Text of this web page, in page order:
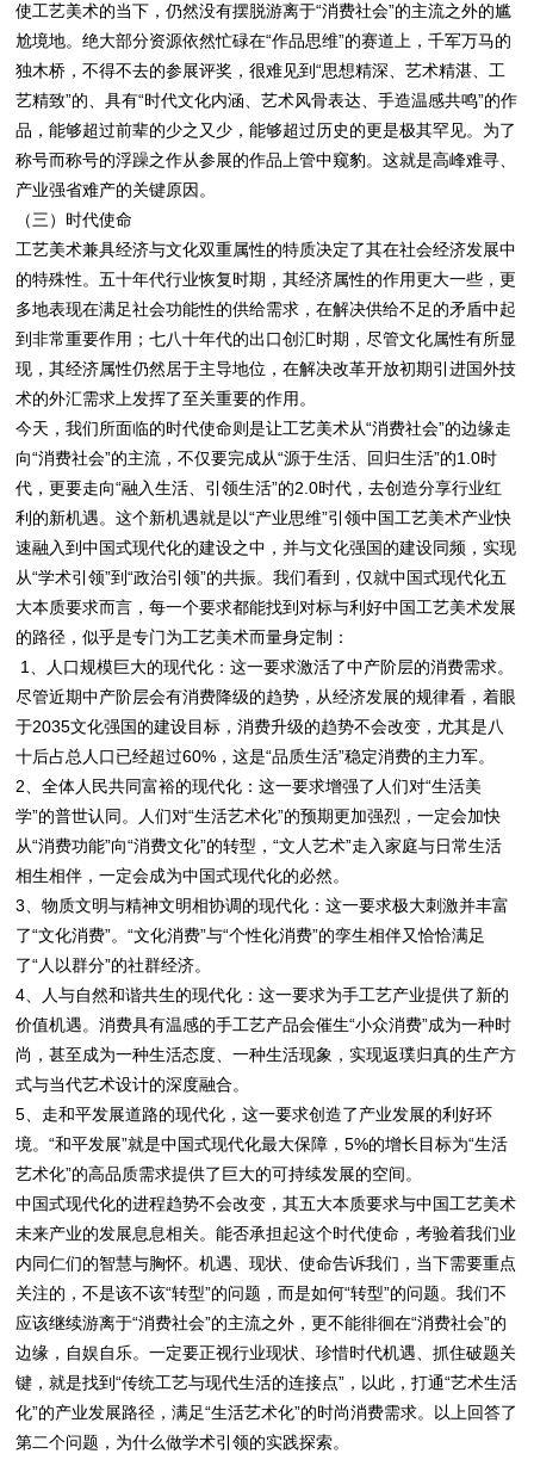
使工艺美术的当下，仍然没有摆脱游离于“消费社会”的主流之外的尴
尬境地。绝大部分资源依然忙碌在“作品思维”的赛道上，千军万马的
独木桥，不得不去的参展评奖，很难见到“思想精深、艺术精湛、工
艺精致”的、具有“时代文化内涵、艺术风骨表达、手造温感共鸣”的作
品，能够超过前辈的少之又少，能够超过历史的更是极其罕见。为了
称号而称号的浮躁之作从参展的作品上管中窥豹。这就是高峰难寻、
产业强省难产的关键原因。
（三）时代使命
工艺美术兼具经济与文化双重属性的特质决定了其在社会经济发展中
的特殊性。五十年代行业恢复时期，其经济属性的作用更大一些，更
多地表现在满足社会功能性的供给需求，在解决供给不足的矛盾中起
到非常重要作用；七八十年代的出口创汇时期，尽管文化属性有所显
现，其经济属性仍然居于主导地位，在解决改革开放初期引进国外技
术的外汇需求上发挥了至关重要的作用。
今天，我们所面临的时代使命则是让工艺美术从“消费社会”的边缘走
向“消费社会”的主流，不仅要完成从“源于生活、回归生活”的1.0时
代，更要走向“融入生活、引领生活”的2.0时代，去创造分享行业红
利的新机遇。这个新机遇就是以“产业思维”引领中国工艺美术产业快
速融入到中国式现代化的建设之中，并与文化强国的建设同频，实现
从“学术引领”到“政治引领”的共振。我们看到，仅就中国式现代化五
大本质要求而言，每一个要求都能找到对标与利好中国工艺美术发展
的路径，似乎是专门为工艺美术而量身定制：
1、人口规模巨大的现代化：这一要求激活了中产阶层的消费需求。
尽管近期中产阶层会有消费降级的趋势，从经济发展的规律看，着眼
于2035文化强国的建设目标，消费升级的趋势不会改变，尤其是八
十后占总人口已经超过60%，这是“品质生活”稳定消费的主力军。
2、全体人民共同富裕的现代化：这一要求增强了人们对“生活美
学”的普世认同。人们对“生活艺术化”的预期更加强烈，一定会加快
从“消费功能”向“消费文化”的转型，“文人艺术”走入家庭与日常生活
相生相伴，一定会成为中国式现代化的必然。
3、物质文明与精神文明相协调的现代化：这一要求极大刺激并丰富
了“文化消费”。“文化消费”与“个性化消费”的孪生相伴又恰恰满足
了“人以群分”的社群经济。
4、人与自然和谐共生的现代化：这一要求为手工艺产业提供了新的
价值机遇。消费具有温感的手工艺产品会催生“小众消费”成为一种时
尚，甚至成为一种生活态度、一种生活现象，实现返璞归真的生产方
式与当代艺术设计的深度融合。
5、走和平发展道路的现代化，这一要求创造了产业发展的利好环
境。“和平发展”就是中国式现代化最大保障，5%的增长目标为“生活
艺术化”的高品质需求提供了巨大的可持续发展的空间。
中国式现代化的进程趋势不会改变，其五大本质要求与中国工艺美术
未来产业的发展息息相关。能否承担起这个时代使命，考验着我们业
内同仁们的智慧与胸怀。机遇、现状、使命告诉我们，当下需要重点
关注的，不是该不该“转型”的问题，而是如何“转型”的问题。我们不
应该继续游离于“消费社会”的主流之外，更不能徘徊在“消费社会”的
边缘，自娱自乐。一定要正视行业现状、珍惜时代机遇、抓住破题关
键，就是找到“传统工艺与现代生活的连接点”，以此，打通“艺术生活
化”的产业发展路径，满足“生活艺术化”的时尚消费需求。以上回答了
第二个问题，为什么做学术引领的实践探索。